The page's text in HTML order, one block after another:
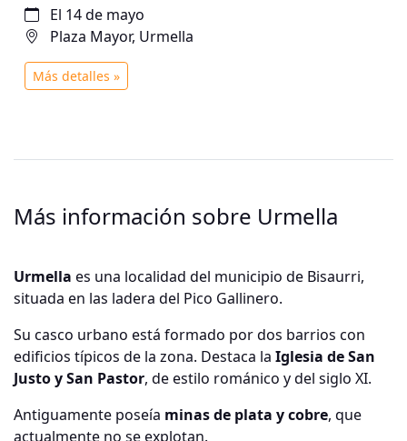
la plaza de Urmella (Bisaurri). Cambiar Bisaurri
asegura estar dispuesta a resolver dos de los
principales problemas que están afectando a esta
parte del Pirineo aragonés: las consecuencias del
El 14 de mayo
Plaza Mayor, Urmella
Más detalles »
Más información sobre Urmella
Urmella es una localidad del municipio de Bisaurri,
situada en las ladera del Pico Gallinero.
Su casco urbano está formado por dos barrios con
edificios típicos de la zona. Destaca la Iglesia de San
Justo y San Pastor, de estilo románico y del siglo XI.
Antiguamente poseía minas de plata y cobre, que
actualmente no se explotan.